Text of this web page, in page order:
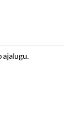
ajalugu.